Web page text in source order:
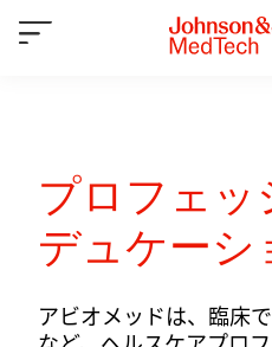
プロフェッ
デュケーシ
アビオメッドは、臨床